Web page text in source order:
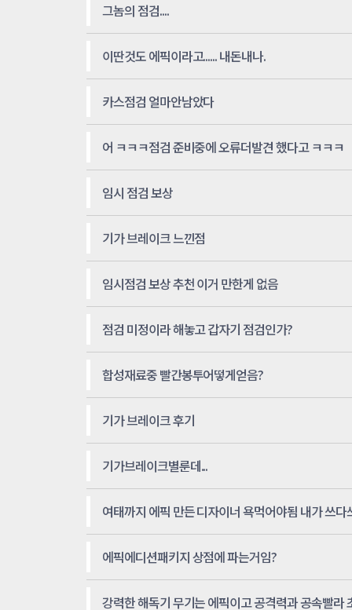
그놈의 점검....
이딴것도 에픽이라고...... 내돈내나.
카스점검 얼마안남았다
어 ㅋㅋㅋ점검 준비중에 오류더발견 했다고 ㅋㅋㅋ
임시 점검 보상
기가 브레이크 느낀점
임시점검 보상 추천 이거 만한게 없음
점검 미정이라 해놓고 갑자기 점검인가?
합성재료중 빨간봉투어떻게얻음?
기가 브레이크 후기
기가브레이크별룬데...
에픽에디션패키지 상점에 파는거임?